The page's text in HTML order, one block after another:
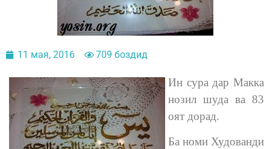
11 мая, 2016 709 боздид
Ин сура дар Макка
нозил шуда ва 83
оят дорад.
Ба номи Худованди